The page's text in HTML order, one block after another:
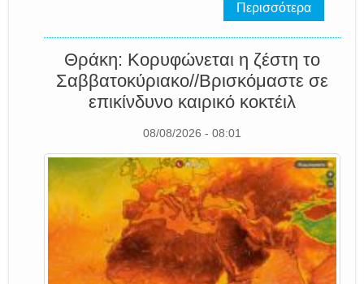
Περισσότερα
Θράκη: Κορυφώνεται η ζέστη το
Σαββατοκύριακο//Βρισκόμαστε σε
επικίνδυνο καιρικό κοκτέιλ
08/08/2026 - 08:01